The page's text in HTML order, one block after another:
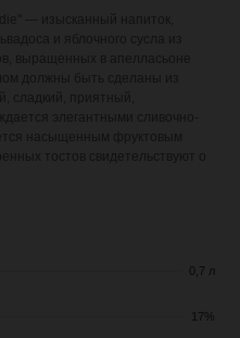
0,7 л
17%